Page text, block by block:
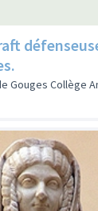
Gouges Collège